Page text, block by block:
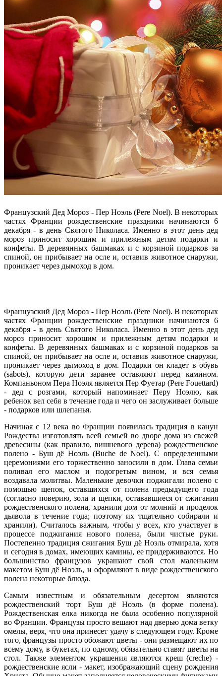
Французский Дед Мороз - Пер Ноэль (Pere Noel). В некоторых
частях Франции рождественские праздники начинаются 6
декабря - в день Святого Николаса. Именно в этот день дед
мороз приносит хорошим и прилежным детям подарки и
конфеты. В деревянных башмаках и с корзиной подарков за
спиной, он прибывает на осле и, оставив животное снаружи,
проникает через дымоход в дом.
Французский Дед Мороз - Пер Ноэль (Pere Noel). В некоторых
частях Франции рождественские праздники начинаются 6
декабря - в день Святого Николаса. Именно в этот день дед
мороз приносит хорошим и прилежным детям подарки и
конфеты. В деревянных башмаках и с корзиной подарков за
спиной, он прибывает на осле и, оставив животное снаружи,
проникает через дымоход в дом. Подарки он кладет в обувь
(sabots), которую дети заранее оставляют перед камином.
Компаньоном Пера Ноэля является Пер Фуетар (Pere Fouettard)
- дед с розгами, который напоминает Перу Ноэлю, как
ребенок вел себя в течение года и чего он заслуживает больше
- подарков или шлепанья.
Начиная с 12 века во Франции появилась традиция в канун
Рождества изготовлять всей семьей во дворе дома из свежей
древесины (как правило, вишневого дерева) рождественское
полено - Буш дё Ноэль (Buche de Noel). С определенными
церемониями его торжественно заносили в дом. Глава семьи
поливал его маслом и подогретым вином, и вся семья
воздавала молитвы. Маленькие девочки поджигали полено с
помощью щепок, оставшихся от полена предыдущего года
(согласно поверию, зола и щепки, остававшиеся от сжигания
рождественского полена, хранили дом от молний и проделок
дьявола в течение года; поэтому их тщательно собирали и
хранили). Считалось важным, чтобы у всех, кто участвует в
процессе поджигания нового полена, были чистые руки.
Постепенно традиция сжигания Буш дё Ноэль отмирала, хотя
и сегодня в домах, имеющих камины, ее придерживаются. Но
большинство французов украшают свой стол маленьким
макетом Буш дё Ноэль, и оформляют в виде рождественского
полена некоторые блюда.
Самым известным и обязательным десертом являются
рождественский торт Буш дё Ноэль (в форме полена).
Рождественская елка никогда не была особенно популярной
во Франции. Французы просто вешают над дверью дома ветку
омелы, веря, что она принесет удачу в следующем году. Кроме
того, французы просто обожают цветы - они размещают их по
всему дому, в букетах, по одному, обязательно ставят цветы на
стол. Также элементом украшения являются креш (creche) -
рождественские ясли - макет, изображающий сцену рождения